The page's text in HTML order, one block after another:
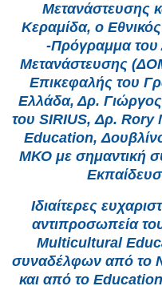
Μετανάστευσης
Κεραμίδα, ο
-Πρόγραμμα του
Μετανάστευσης
Επικεφαλής του
Ελλάδα, Δρ.
του SIRIUS, Δρ.
Education,
ΜΚΟ με σημαντική
Ιδιαίτερες
αντιπροσωπεία
Multicultural
συναδέλφων από το
και από το